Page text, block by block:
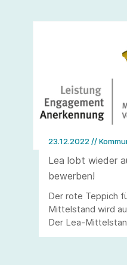
23.12.2022 //
Lea lobt wieder
bewerben!
Der rote Teppich
Mittelstand wird
Der Lea-
Engagement ist